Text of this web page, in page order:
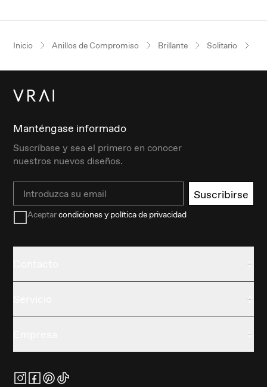
Inicio Anillos de Compromiso Brillante Solitario
Manténgase informado
Suscríbase y sea el primero en conocer
nuestros nuevos diseños.
Email Suscribirse
Aceptarcondiciones y política de privacidad